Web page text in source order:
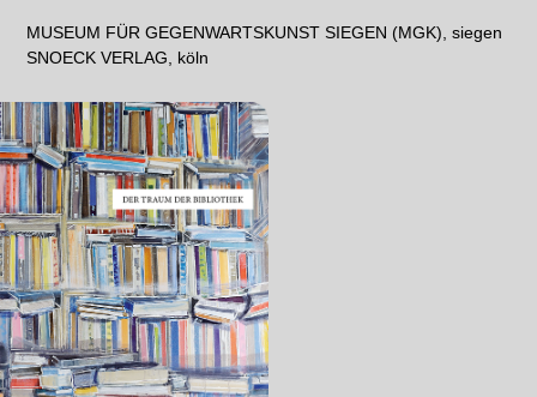
MUSEUM FÜR GEGENWARTSKUNST SIEGEN (MGK), siegen
SNOECK VERLAG, köln